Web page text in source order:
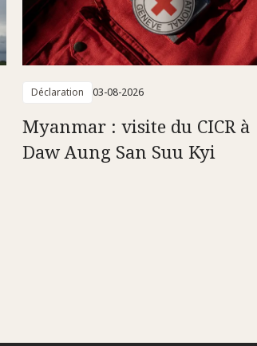
Déclaration 03-08-2026
Myanmar : visite du CICR à
Daw Aung San Suu Kyi